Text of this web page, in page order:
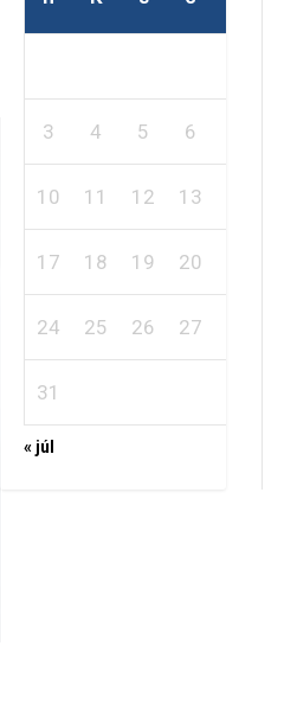
3 4 5 6
10 11 12 13
17 18 19 20
24 25 26 27
31
« júl